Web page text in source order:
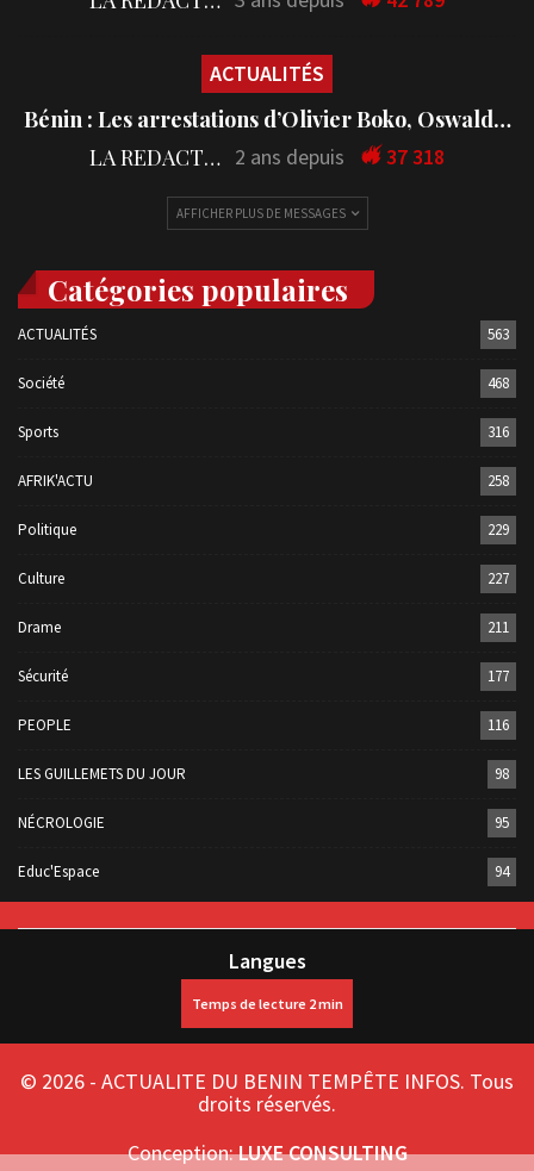
ACTUALITÉS
Bénin : Les arrestations d’Olivier Boko, Oswald…
LA REDACTION 2 ans depuis 37 318
AFFICHER PLUS DE MESSAGES
Catégories populaires
ACTUALITÉS 563
Société 468
Sports 316
AFRIK'ACTU 258
Politique 229
Culture 227
Drame 211
Sécurité 177
PEOPLE 116
LES GUILLEMETS DU JOUR 98
NÉCROLOGIE 95
Educ'Espace 94
Langues
© 2026 - ACTUALITE DU BENIN TEMPÊTE INFOS. Tous
droits réservés.
Conception:LUXE CONSULTING